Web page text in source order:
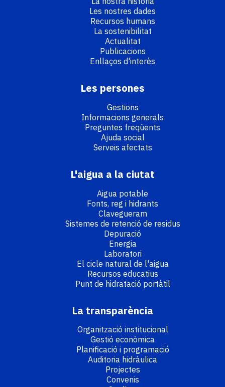
Les nostres dades
Recursos humans
La sostenibilitat
Actualitat
Publicacions
Enllaços d'interès
Les persones
Gestions
Informacions generals
Preguntes freqüents
Ajuda social
Serveis afectats
L'aigua a la ciutat
Aigua potable
Fonts, reg i hidrants
Clavegueram
Sistemes de retenció de residus
Depuració
Energia
Laboratori
El cicle natural de l'aigua
Recursos educatius
Punt de hidratació portàtil
La transparència
Organització institucional
Gestió econòmica
Planificació i programació
Auditoria hidràulica
Projectes
Convenis